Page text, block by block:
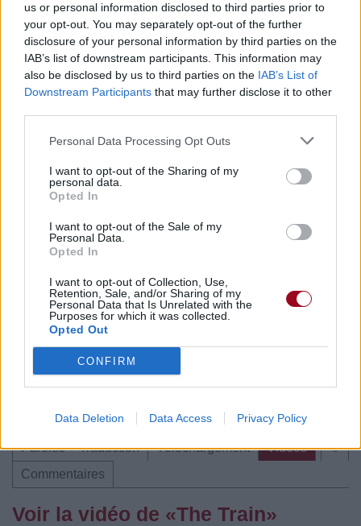
us or personal information disclosed to third parties prior to
your opt-out. You may separately opt-out of the further
disclosure of your personal information by third parties on the
IAB’s list of downstream participants. This information may
also be disclosed by us to third parties on the IAB’s List of
Downstream Participants that may further disclose it to other
Personal Data Processing Opt Outs
I want to opt-out of the Sharing of my
personal data.
Opted In
I want to opt-out of the Sale of my
Personal Data.
Opted In
I want to opt-out of Collection, Use,
Retention, Sale, and/or Sharing of my
Personal Data that Is Unrelated with the
Purposes for which it was collected.
Opted Out
CONFIRM
Data Deletion Data Access Privacy Policy
Publié par le 8 mars 2016 à 17h09.
Chanteurs : Macklemore & Ryan
Lewis
Albums :
This Unruly Mess I've Made
Paroles + Traduction Téléchargement
Vidéos
Commentaires
Pour prolonger le plaisir musical :
Vous aimez chanter, apprenez la guitare chez
Télécharger légalement les MP3 sur
Télécharger légalement les MP3 ou trouver le CD sur
Trouver des vinyles et des CD sur
Trouver un instrument de musique ou une partition au
⇑
Paroles + Traduction Téléchargement
Vidéos
Commentaires
Voir la vidéo de «The Train»